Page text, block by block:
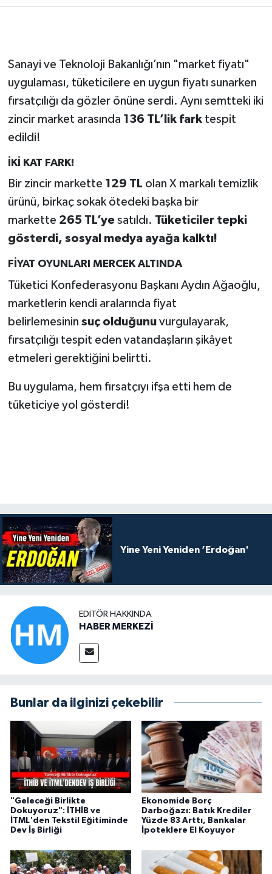
Sanayi ve Teknoloji Bakanlığı’nın "market fiyatı"
uygulaması, tüketicilere en uygun fiyatı sunarken
fırsatçılığı da gözler önüne serdi. Aynı semtteki iki
zincir market arasında 136 TL’lik farktespit
edildi!
İKİ KAT FARK!
Bir zincir markette 129 TL olan X markalı temizlik
ürünü, birkaç sokak ötedeki başka bir
markette 265 TL’yesatıldı. Tüketiciler tepki
gösterdi, sosyal medya ayağa kalktı!
FİYAT OYUNLARI MERCEK ALTINDA
Tüketici Konfederasyonu Başkanı Aydın Ağaoğlu,
marketlerin kendi aralarında fiyat
belirlemesinin suç olduğunuvurgulayarak,
fırsatçılığı tespit eden vatandaşların şikâyet
etmeleri gerektiğini belirtti.
Bu uygulama, hem fırsatçıyı ifşa etti hem de
tüketiciye yol gösterdi!
Yine Yeni Yeniden ‘Erdoğan'
EDITÖR HAKKINDA
HABER MERKEZİ
Bunlar da ilginizi çekebilir
"Geleceği Birlikte
Dokuyoruz": İTHİB ve
İTML'den Tekstil Eğitiminde
Dev İş Birliği
Ekonomide Borç
Darboğazı: Batık Krediler
Yüzde 83 Arttı, Bankalar
İpoteklere El Koyuyor